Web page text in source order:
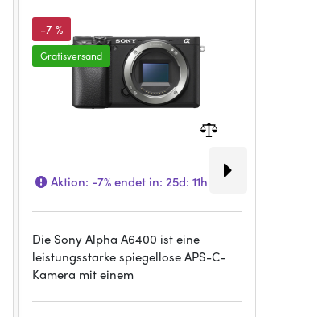
-7 %
Gratisversand
Aktion: -7%endet in: 25d: 11h: 43m
Die Sony Alpha A6400 ist eine
leistungsstarke spiegellose APS-C-
Kamera mit einem